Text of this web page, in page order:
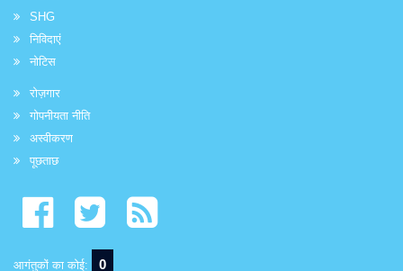
SHG
निविदाएं
नोटिस
रोज़गार
गोपनीयता नीति
अस्वीकरण
पूछताछ
आगंतुकों का कोई: 0